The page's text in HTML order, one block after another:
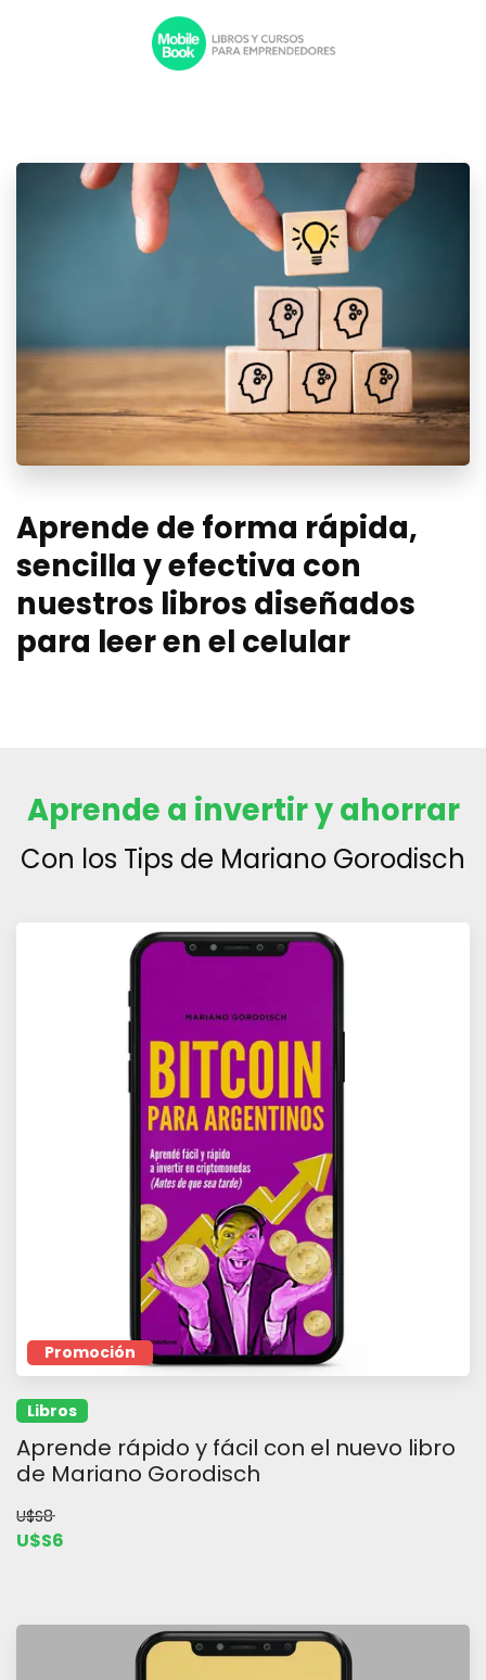
Aprende de forma rápida,
sencilla y efectiva con
nuestros libros diseñados
para leer en el celular
Aprende a invertir y ahorrar
Con los Tips de Mariano Gorodisch
Promoción
Libros
Aprende rápido y fácil con el nuevo libro
de Mariano Gorodisch
U$S8
U$S6